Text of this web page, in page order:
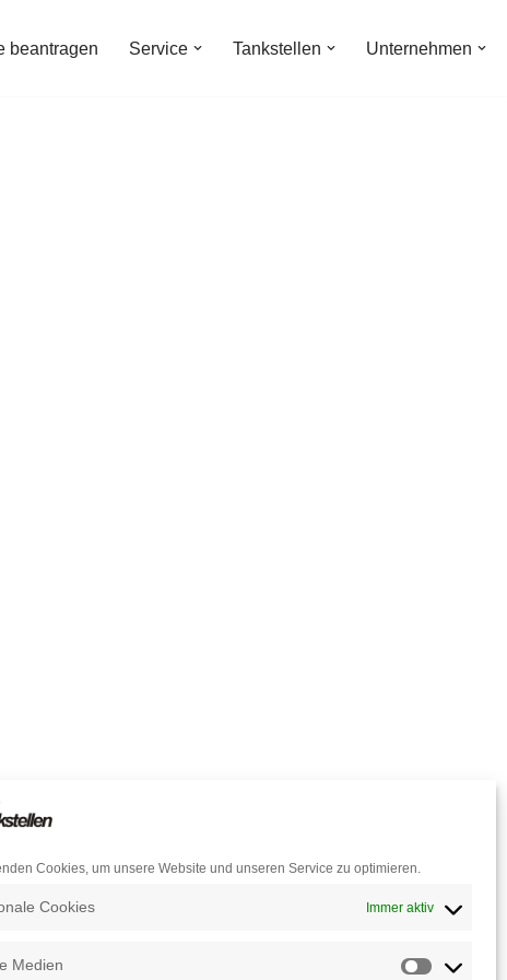
Cookies, um unsere Website und unseren Service zu optimieren.
Cookies Immer aktiv
Medien
beantragen Service Tankstellen Unternehmen